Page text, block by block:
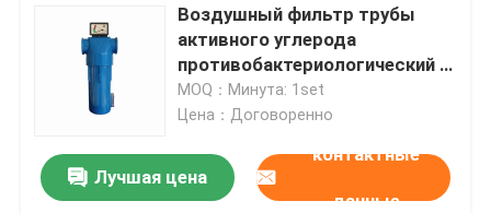
Воздушный фильтр трубы
активного углерода
противобактериологический с
КЭ ИСО 0.001микрон
MOQ：Минута: 1set
Цена：Договоренно
Лучшая цена
контактные
данные